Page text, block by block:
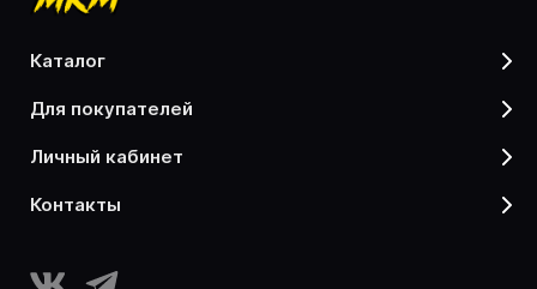
каталог
для покупателей
личный кабинет
контакты